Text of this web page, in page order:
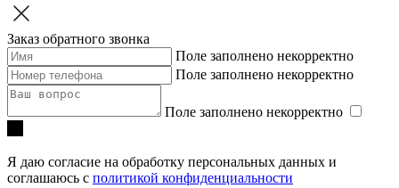
Заказ обратного звонка
Поле заполнено некорректно
Поле заполнено некорректно
Поле заполнено некорректно
Я даю согласие на обработку персональных данных и
соглашаюсь с политикой конфиденциальности